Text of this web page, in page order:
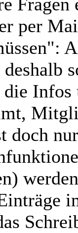
per
doch